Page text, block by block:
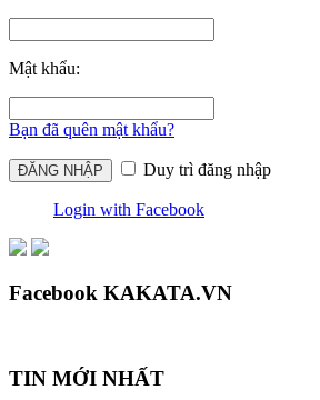
Mật khẩu:
Bạn đã quên mật khẩu?
Duy trì đăng nhập
Login with Facebook
Facebook KAKATA.VN
TIN MỚI NHẤT